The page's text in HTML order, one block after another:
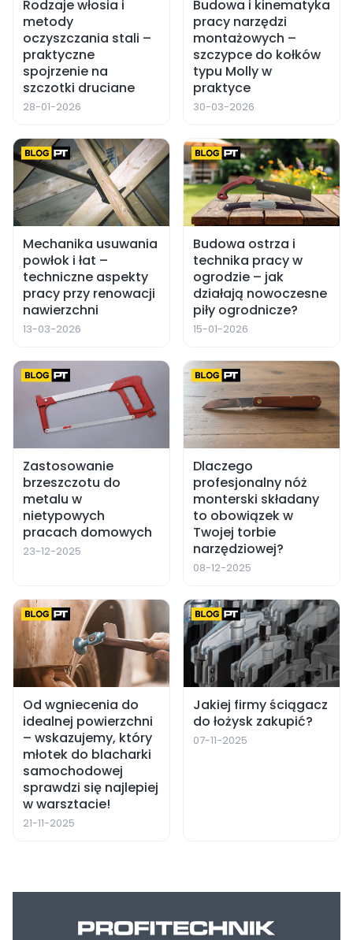
Rodzaje włosia i
metody
oczyszczania stali –
praktyczne
spojrzenie na
szczotki druciane
28-01-2026
Budowa i kinematyka
pracy narzędzi
montażowych –
szczypce do kołków
typu Molly w
praktyce
30-03-2026
Mechanika usuwania
powłok i łat –
techniczne aspekty
pracy przy renowacji
nawierzchni
13-03-2026
Budowa ostrza i
technika pracy w
ogrodzie – jak
działają nowoczesne
piły ogrodnicze?
15-01-2026
Zastosowanie
brzeszczotu do
metalu w
nietypowych
pracach domowych
23-12-2025
Dlaczego
profesjonalny nóż
monterski składany
to obowiązek w
Twojej torbie
narzędziowej?
08-12-2025
Od wgniecenia do
idealnej powierzchni
– wskazujemy, który
młotek do blacharki
samochodowej
sprawdzi się najlepiej
w warsztacie!
21-11-2025
Jakiej firmy ściągacz
do łożysk zakupić?
07-11-2025